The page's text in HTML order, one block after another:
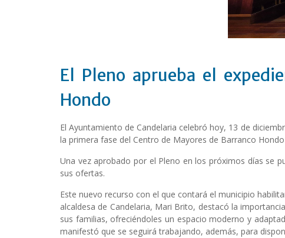
El Pleno aprueba el
Hondo
El Ayuntamiento de Candelaria celebró hoy, 13 de
la primera fase del Centro de Mayores de Barranco
Una vez aprobado por el Pleno en los próximos días se
sus ofertas.
Este nuevo recurso con el que contará el municipio
alcaldesa de Candelaria, Mari Brito, destacó la
sus familias, ofreciéndoles un espacio moderno y
manifestó que se seguirá trabajando, además, para